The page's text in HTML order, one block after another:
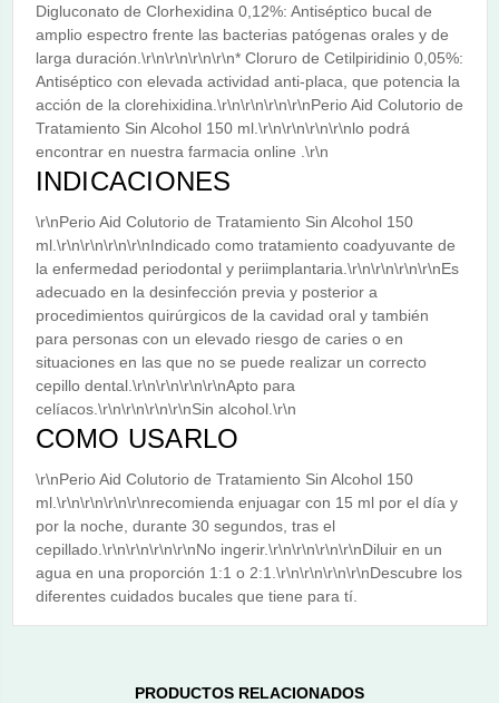
Digluconato de Clorhexidina 0,12%: Antiséptico bucal de
amplio espectro frente las bacterias patógenas orales y de
larga duración.\r\n\r\n\r\n\r\n* Cloruro de Cetilpiridinio 0,05%:
Antiséptico con elevada actividad anti-placa, que potencia la
acción de la clorehixidina.\r\n\r\n\r\n\r\nPerio Aid Colutorio de
Tratamiento Sin Alcohol 150 ml.\r\n\r\n\r\n\r\nlo podrá
encontrar en nuestra farmacia online .\r\n
INDICACIONES
\r\nPerio Aid Colutorio de Tratamiento Sin Alcohol 150
ml.\r\n\r\n\r\n\r\nIndicado como tratamiento coadyuvante de
la enfermedad periodontal y periimplantaria.\r\n\r\n\r\n\r\nEs
adecuado en la desinfección previa y posterior a
procedimientos quirúrgicos de la cavidad oral y también
para personas con un elevado riesgo de caries o en
situaciones en las que no se puede realizar un correcto
cepillo dental.\r\n\r\n\r\n\r\nApto para
celíacos.\r\n\r\n\r\n\r\nSin alcohol.\r\n
COMO USARLO
\r\nPerio Aid Colutorio de Tratamiento Sin Alcohol 150
ml.\r\n\r\n\r\n\r\nrecomienda enjuagar con 15 ml por el día y
por la noche, durante 30 segundos, tras el
cepillado.\r\n\r\n\r\n\r\nNo ingerir.\r\n\r\n\r\n\r\nDiluir en un
agua en una proporción 1:1 o 2:1.\r\n\r\n\r\n\r\nDescubre los
diferentes cuidados bucales que tiene para tí.
PRODUCTOS RELACIONADOS